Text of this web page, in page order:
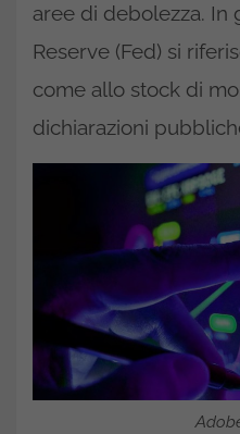
aree di debolezza. In
Reserve (Fed) si
come allo stock di
dichiarazioni